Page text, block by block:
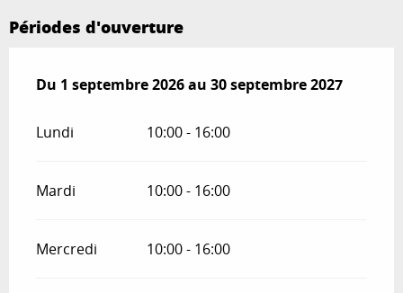
Périodes d'ouverture
Du 1 septembre 2026au 30 septembre 2027
Du 1 septembre 2026au 30 septembre 2027
Lundi 10:00 - 16:00
Mardi 10:00 - 16:00
Mercredi 10:00 - 16:00